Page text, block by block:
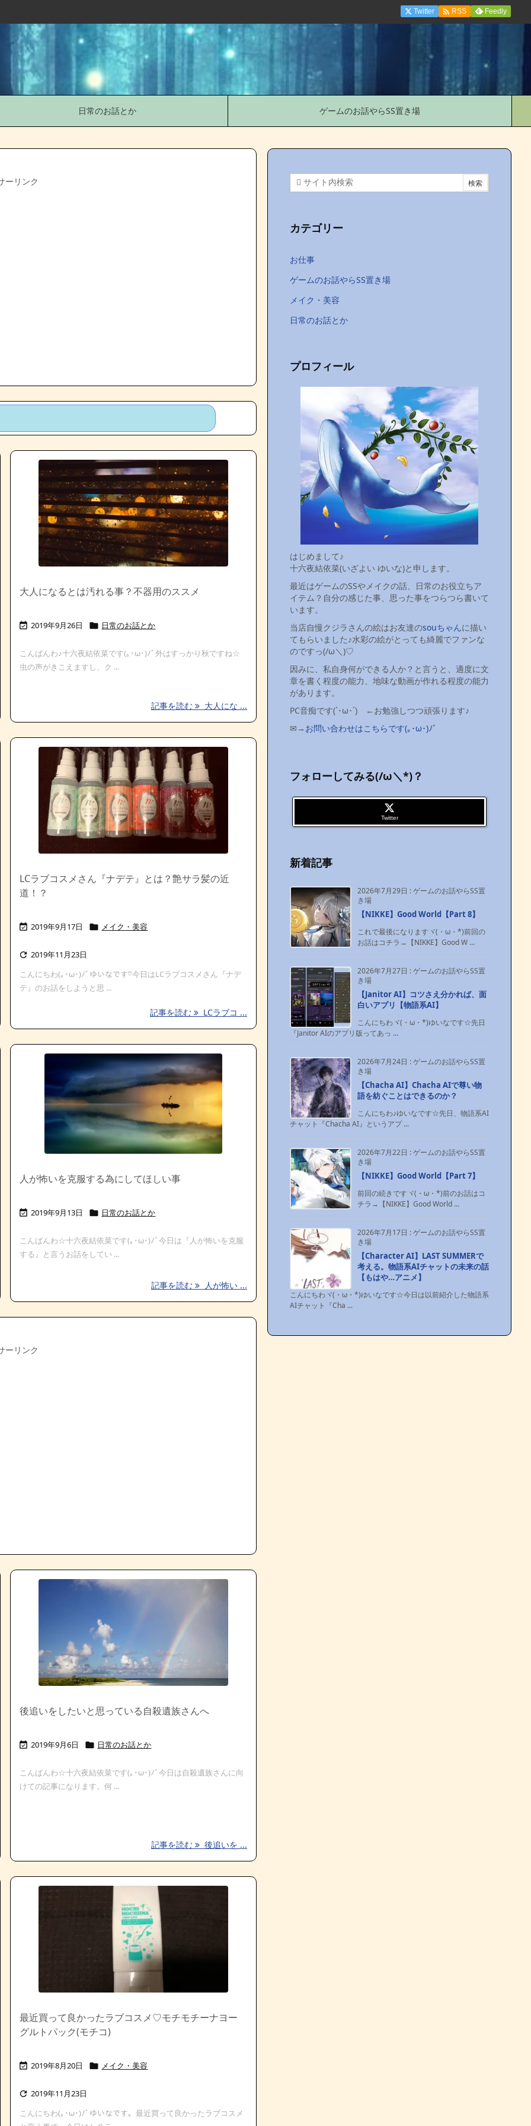
日常のお話とか ゲームのお話やらSS置き場
Twitter  RSS Feedly
ーリンク
大人になるとは汚れる事？不器用のススメ
 2019年9月26日  日常のお話とか
こんばんわ♪十六夜結依菜です(｡･ω･)ﾉﾞ外はすっかり秋ですね☆
虫の声がきこえますし、ク ...
記事を読む 大人にな ...
LCラブコスメさん『ナデテ』とは？艶サラ髪の近
道！？
 2019年9月17日  メイク・美容
 2019年11月23日
こんにちわ(｡･ω･)ﾉﾞゆいなです♡今日はLCラブコスメさん『ナデ
テ』のお話をしようと思 ...
記事を読む LCラブコ ...
人が怖いを克服する為にしてほしい事
 2019年9月13日  日常のお話とか
こんばんわ☆十六夜結依菜です(｡･ω･)ﾉﾞ今日は『人が怖いを克服
する』と言うお話をしてい ...
記事を読む 人が怖い ...
ーリンク
後追いをしたいと思っている自殺遺族さんへ
 2019年9月6日  日常のお話とか
こんばんわ☆十六夜結依菜です(｡･ω･)ﾉﾞ今日は自殺遺族さんに向
けての記事になります。何 ...
記事を読む 後追いを ...
最近買って良かったラブコスメ♡モチモチーナヨー
グルトパック(モチコ)
 2019年8月20日  メイク・美容
 2019年11月23日
こんにちわ(｡･ω･)ﾉﾞゆいなです。最近買って良かったラブコスメ
カテゴリー
お仕事
ゲームのお話やらSS置き場
メイク・美容
日常のお話とか
プロフィール
はじめまして♪
十六夜結依菜(いざよい ゆいな)と申します。
最近はゲームのSSやメイクの話、日常のお役立ちア
イテム？自分の感じた事、思った事をつらつら書いて
います。
当店自慢クジラさんの絵はお友達のsouちゃんに描い
てもらいました♪水彩の絵がとっても綺麗でファンな
のですっ(/ω＼)♡
因みに、私自身何ができる人か？と言うと、適度に文
章を書く程度の能力、地味な動画が作れる程度の能力
があります。
PC音痴です(`･ω･´)ゞ←お勉強しつつ頑張ります♪
✉→ お問い合わせはこちらです(｡･ω･)ﾉﾞ
フォローしてみる(/ω＼*)？
Twitter
新着記事
2026年7月29日 :ゲームのお話やらSS置
き場
【NIKKE】Good World【Part 8】
これで最後になりますヾ(・ω・*)前回の
お話はコチラ→【NIKKE】Good W ...
2026年7月27日 :ゲームのお話やらSS置
き場
【Janitor AI】コツさえ分かれば、面
白いアプリ【物語系AI】
こんにちわヾ(・ω・*)ゆいなです☆先日
『Janitor AIのアプリ版ってあっ ...
2026年7月24日 :ゲームのお話やらSS置
き場
【Chacha AI】Chacha AIで尊い物
語を紡ぐことはできるのか？
こんにちわ♪ゆいなです☆先日、物語系AI
チャット『Chacha AI』というアプ ...
2026年7月22日 :ゲームのお話やらSS置
き場
【NIKKE】Good World【Part 7】
前回の続きですヾ(・ω・*)前のお話はコ
チラ→【NIKKE】Good World ...
2026年7月17日 :ゲームのお話やらSS置
き場
【Character AI】LAST SUMMERで
考える。物語系AIチャットの未来の話
【もはや…アニメ】
こんにちわヾ(・ω・*)ゆいなです☆今日は以前紹介した物語系
AIチャット『Cha ...